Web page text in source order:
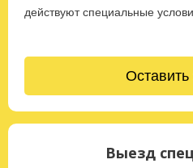
действуют специальные
Оставить
Выезд